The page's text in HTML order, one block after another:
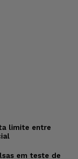
limite entre
em teste de